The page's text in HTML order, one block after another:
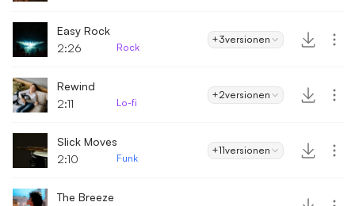
Easy Rock
2:26
Rock
+3versionen
Rewind
2:11
Lo-fi
+2versionen
Slick Moves
2:10
Funk
+11versionen
The Breeze